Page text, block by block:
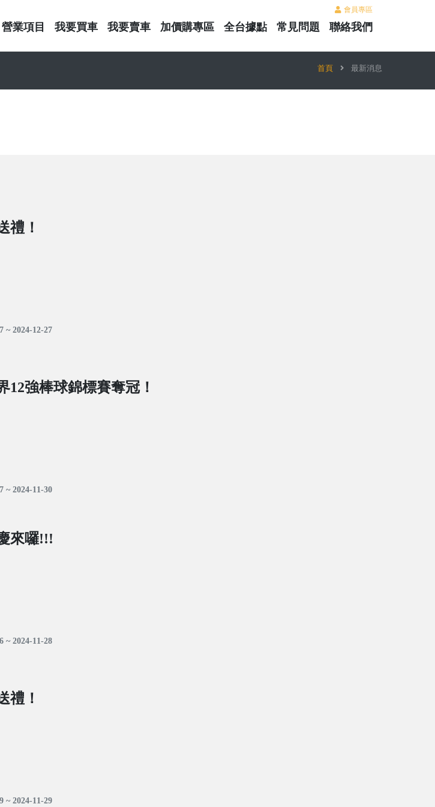
會員專區
營業項目 我要買車 我要賣車 加價購專區 全台據點 常見問題 聯絡我們
首頁 最新消息
禮！
~ 2024-12-27
12強棒球錦標賽奪冠！
~ 2024-11-30
來囉!!!
~ 2024-11-28
禮！
~ 2024-11-29